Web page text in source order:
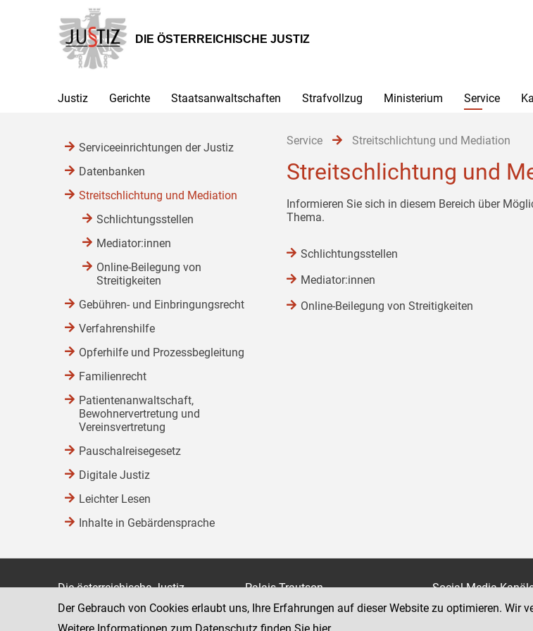
Hauptnavigation
[1]
Inhalt
[2]
Untermenü
[3]
DIE ÖSTERREICHISCHE JUSTIZ
Justiz Gerichte Staatsanwaltschaften Strafvollzug Ministerium Service
Service Streitschlichtung und Mediation
Streitschlichtung und
Informieren Sie sich in diesem Bereich über
Thema.
Schlichtungsstellen
Mediator:innen
Online-Beilegung von Streitigkeiten
Serviceeinrichtungen der Justiz
Datenbanken
Streitschlichtung und Mediation
Schlichtungsstellen
Mediator:innen
Online-Beilegung von
Streitigkeiten
Gebühren- und Einbringungsrecht
Verfahrenshilfe
Opferhilfe und Prozessbegleitung
Familienrecht
Patientenanwaltschaft,
Bewohnervertretung und
Vereinsvertretung
Pauschalreisegesetz
Digitale Justiz
Leichter Lesen
Inhalte in Gebärdensprache
Die österreichische Justiz
Bundesministerium für Justiz
Palais Trautson
Museumstraße 7
1070 Wien
Social Media
der Justiz und des
Der Gebrauch von Cookies erlaubt uns, Ihre Erfahrungen auf dieser Website zu optimieren.